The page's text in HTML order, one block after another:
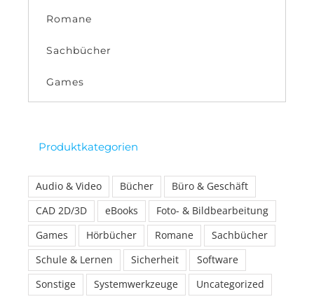
Romane
Sachbücher
Games
Produktkategorien
Audio & Video Bücher
Büro & Geschäft
CAD 2D/3D
eBooks
Foto- & Bildbearbeitung
Games
Hörbücher Romane
Sachbücher
Schule & Lernen
Sicherheit
Software
Sonstige
Systemwerkzeuge Uncategorized